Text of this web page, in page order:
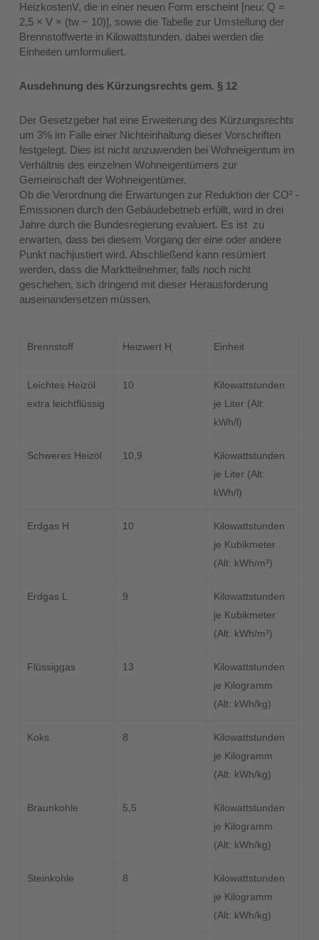
HeizkostenV, die in einer neuen Form erscheint [neu: Q =
2,5 × V × (tw − 10)], sowie die Tabelle zur Umstellung der
Brennstoffwerte in Kilowattstunden, dabei werden die
Einheiten umformuliert.
Ausdehnung des Kürzungsrechts gem. § 12
Der Gesetzgeber hat eine Erweiterung des Kürzungsrechts
um 3% im Falle einer Nichteinhaltung dieser Vorschriften
festgelegt. Dies ist nicht anzuwenden bei Wohneigentum im
Verhältnis des einzelnen Wohneigentümers zur
Gemeinschaft der Wohneigentümer.
Ob die Verordnung die Erwartungen zur Reduktion der CO² -
Emissionen durch den Gebäudebetrieb erfüllt, wird in drei
Jahre durch die Bundesregierung evaluiert. Es ist zu
erwarten, dass bei diesem Vorgang der eine oder andere
Punkt nachjustiert wird. Abschließend kann resümiert
werden, dass die Marktteilnehmer, falls noch nicht
geschehen, sich dringend mit dieser Herausforderung
auseinandersetzen müssen.
Brennstoff Heizwert H Einheit
Leichtes Heizöl
extra leichtflüssig
10
Kilowattstunden
je Liter (Alt:
kWh/l)
Schweres Heizöl 10,9
Kilowattstunden
je Liter (Alt:
kWh/l)
Erdgas H 10
Kilowattstunden
je Kubikmeter
(Alt: kWh/m³)
Erdgas L 9
Kilowattstunden
je Kubikmeter
(Alt: kWh/m³)
Flüssiggas 13
Kilowattstunden
je Kilogramm
(Alt: kWh/kg)
Koks 8
Kilowattstunden
je Kilogramm
(Alt: kWh/kg)
Braunkohle 5,5
Kilowattstunden
je Kilogramm
(Alt: kWh/kg)
Steinkohle 8
Kilowattstunden
je Kilogramm
(Alt: kWh/kg)